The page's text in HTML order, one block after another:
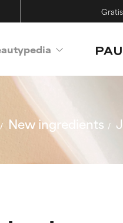
New ingredients